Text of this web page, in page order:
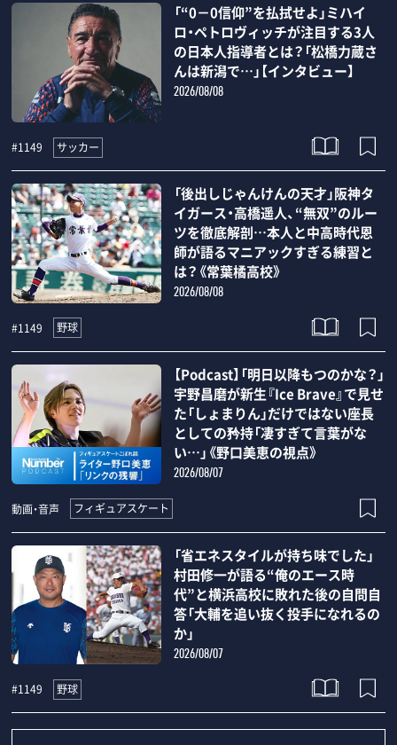
「“0－0信仰”を払拭せよ」ミハイ
ロ・ペトロヴィッチが注目する3人
の日本人指導者とは？「松橋力蔵さ
んは新潟で…」【インタビュー】
2026/08/08
#1149 サッカー
「後出しじゃんけんの天才」阪神タ
イガース・高橋遥人、“無双”のルー
ツを徹底解剖…本人と中高時代恩
師が語るマニアックすぎる練習と
は？《常葉橘高校》
2026/08/08
#1149 野球
【Podcast】「明日以降もつのかな？」
宇野昌磨が新生『Ice Brave』で見せ
た「しょまりん」だけではない座長
としての矜持「凄すぎて言葉がな
い…」《野口美恵の視点》
2026/08/07
動画・音声 フィギュアスケート
「省エネスタイルが持ち味でした」
村田修一が語る“俺のエース時
代”と横浜高校に敗れた後の自問自
答「大輔を追い抜く投手になれるの
か」
2026/08/07
#1149 野球